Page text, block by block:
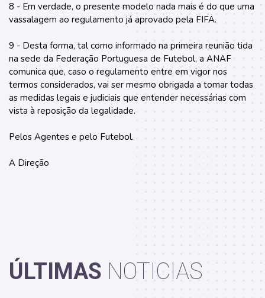
8 - Em verdade, o presente modelo nada mais é do que uma
vassalagem ao regulamento já aprovado pela FIFA.
9 - Desta forma, tal como informado na primeira reunião tida
na sede da Federação Portuguesa de Futebol, a ANAF
comunica que, caso o regulamento entre em vigor nos
termos considerados, vai ser mesmo obrigada a tomar todas
as medidas legais e judiciais que entender necessárias com
vista à reposição da legalidade.
Pelos Agentes e pelo Futebol.
A Direção
ÚLTIMAS NOTICIAS